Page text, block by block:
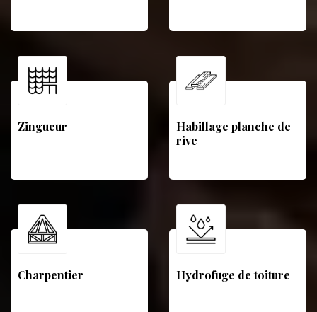
Zingueur
Habillage planche de
rive
Charpentier Hydrofuge de toiture